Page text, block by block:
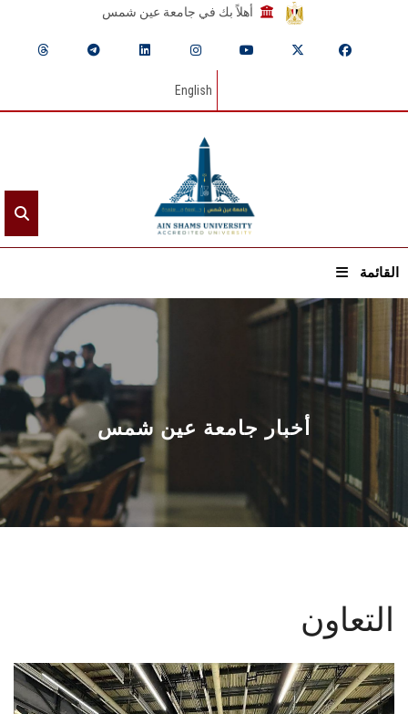
أهلاً بك في جامعة عين شمس
English
القائمة
الرئيسيـة
عن الجامعة
القطاعـات
الشئون الأكاديمية
البحث العلمي
الأنظمة الذكية
أخبار جامعة عين شمس
التعاون